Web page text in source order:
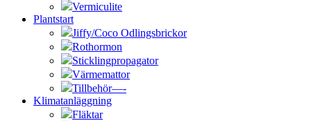
Vermiculite
Plantstart
Jiffy/Coco Odlingsbrickor
Rothormon
Sticklingpropagator
Värmemattor
Tillbehör—-
Klimatanläggning
Fläktar